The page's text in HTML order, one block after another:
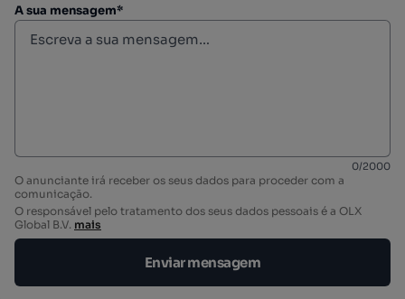
A sua mensagem*
0/2000
O anunciante irá receber os seus dados para proceder com a
comunicação.
O responsável pelo tratamento dos seus dados pessoais é a OLX
Global B.V. mais
Enviar mensagem